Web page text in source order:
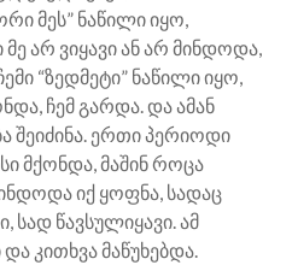
მეს” ნაწილი იყო,
არ ვიყავი ან არ მინდოდა,
“ზედმეტი” ნაწილი იყო,
ჩემ გარდა. და ამან
შეიძინა. ერთი პერიოდი
მქონდა, მაშინ როცა
იქ ყოფნა, სადაც
სად წავსულიყავი. ამ
კითხვა მაწუხებდა.